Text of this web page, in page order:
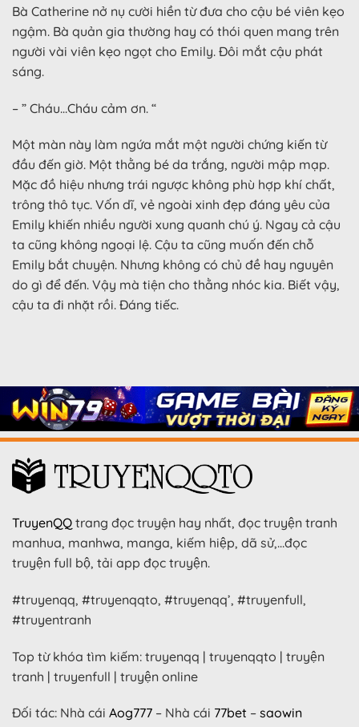
Bà Catherine nở nụ cười hiền từ đưa cho cậu bé viên kẹo
ngậm. Bà quản gia thường hay có thói quen mang trên
người vài viên kẹo ngọt cho Emily. Đôi mắt cậu phát
sáng.
– ” Cháu…Cháu cảm ơn. “
Một màn này làm ngứa mắt một người chứng kiến từ
đầu đến giờ. Một thằng bé da trắng, người mập mạp.
Mặc đồ hiệu nhưng trái ngược không phù hợp khí chất,
trông thô tục. Vốn dĩ, vẻ ngoài xinh đẹp đáng yêu của
Emily khiến nhiều người xung quanh chú ý. Ngay cả cậu
ta cũng không ngoại lệ. Cậu ta cũng muốn đến chỗ
Emily bắt chuyện. Nhưng không có chủ đề hay nguyên
do gì để đến. Vậy mà tiện cho thằng nhóc kia. Biết vậy,
cậu ta đi nhặt rồi. Đáng tiếc.
TruyenQQ trang đọc truyện hay nhất, đọc truyện tranh
manhua, manhwa, manga, kiếm hiệp, dã sử,…đọc
truyện full bộ, tải app đọc truyện.
#truyenqq, #truyenqqto, #truyenqq’, #truyenfull,
#truyentranh
Top từ khóa tìm kiếm: truyenqq | truyenqqto | truyện
tranh | truyenfull | truyện online
Đối tác: Nhà cái Aog777 – Nhà cái 77bet – saowin